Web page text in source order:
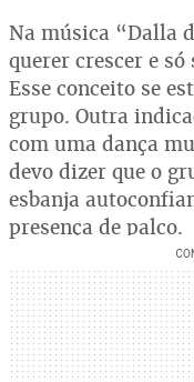
Na música “Dalla
querer crescer e
Esse conceito se
grupo. Outra
com uma dança
devo dizer que o
esbanja
presença de palco.